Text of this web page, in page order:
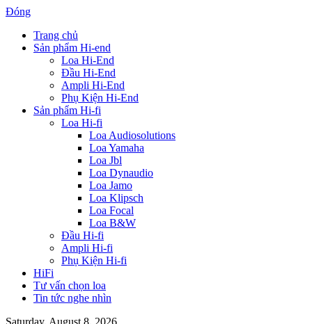
Đóng
Trang chủ
Sản phẩm Hi-end
Loa Hi-End
Đầu Hi-End
Ampli Hi-End
Phụ Kiện Hi-End
Sản phẩm Hi-fi
Loa Hi-fi
Loa Audiosolutions
Loa Yamaha
Loa Jbl
Loa Dynaudio
Loa Jamo
Loa Klipsch
Loa Focal
Loa B&W
Đầu Hi-fi
Ampli Hi-fi
Phụ Kiện Hi-fi
HiFi
Tư vấn chọn loa
Tin tức nghe nhìn
Saturday, August 8, 2026